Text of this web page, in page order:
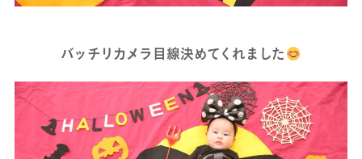
バッチリカメラ目線決めてくれました